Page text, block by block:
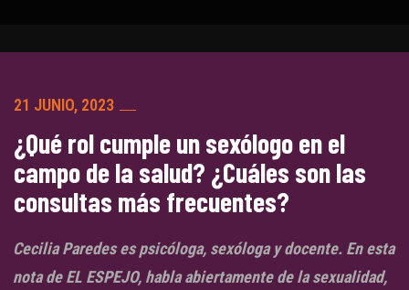
21 JUNIO, 2023
¿Qué rol cumple un sexólogo en el
campo de la salud? ¿Cuáles son las
consultas más frecuentes?
Cecilia Paredes es psicóloga, sexóloga y docente. En esta
nota de EL ESPEJO, habla abiertamente de la sexualidad,